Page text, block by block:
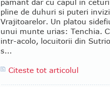
pamant dar cu capul in
pline de duhuri si puteri
Vrajitoarelor. Un platou
unui munte urias: Tenchia.
intr-acolo, locuitorii din
s...
Citeste tot articolul